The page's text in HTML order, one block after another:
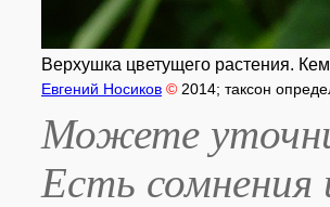
Верхушка цветущего растения.
Евгений Носиков © 2014; таксон
Можете
Есть сомнения